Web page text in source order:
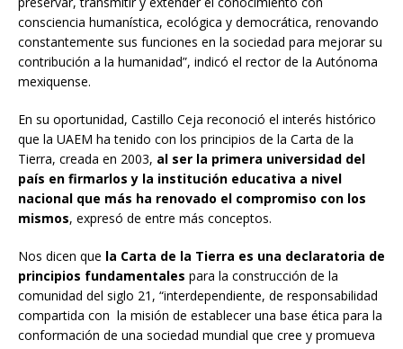
consciencia humanística, ecológica y democrática, renovando
constantemente sus funciones en la sociedad para mejorar su
contribución a la humanidad”, indicó el rector de la Autónoma
mexiquense.
En su oportunidad, Castillo Ceja reconoció el interés histórico
que la UAEM ha tenido con los principios de la Carta de la
Tierra, creada en 2003, al ser la primera universidad del
país en firmarlos y la institución educativa a nivel
nacional que más ha renovado el compromiso con los
mismos, expresó de entre más conceptos.
Nos dicen que la Carta de la Tierra es una declaratoria de
principios fundamentales para la construcción de la
comunidad del siglo 21, “interdependiente, de responsabilidad
compartida con la misión de establecer una base ética para la
conformación de una sociedad mundial que cree y promueva